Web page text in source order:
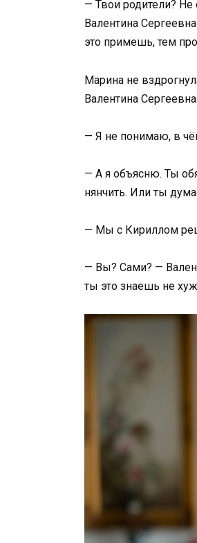
— Твои родители?
Валентина
это примешь, тем
Марина не
Валентина
— Я не понимаю, в
— А я объясню. Ты
нянчить. Или ты
— Мы с Кириллом
— Вы? Сами? —
ты это знаешь не